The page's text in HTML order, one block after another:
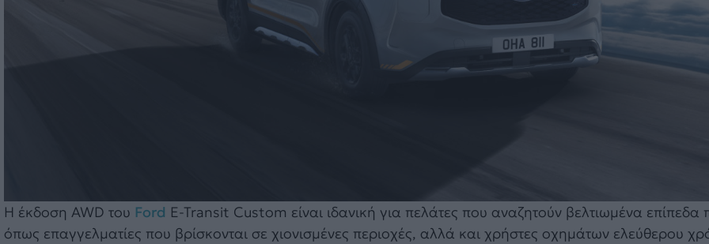
Η έκδοση AWD του Ford E-Transit Custom είναι ιδανική για πελάτες που αναζητούν βελτιωμένα
όπως επαγγελματίες που βρίσκονται σε χιονισμένες περιοχές, αλλά και χρήστες οχημάτων ελεύθερου